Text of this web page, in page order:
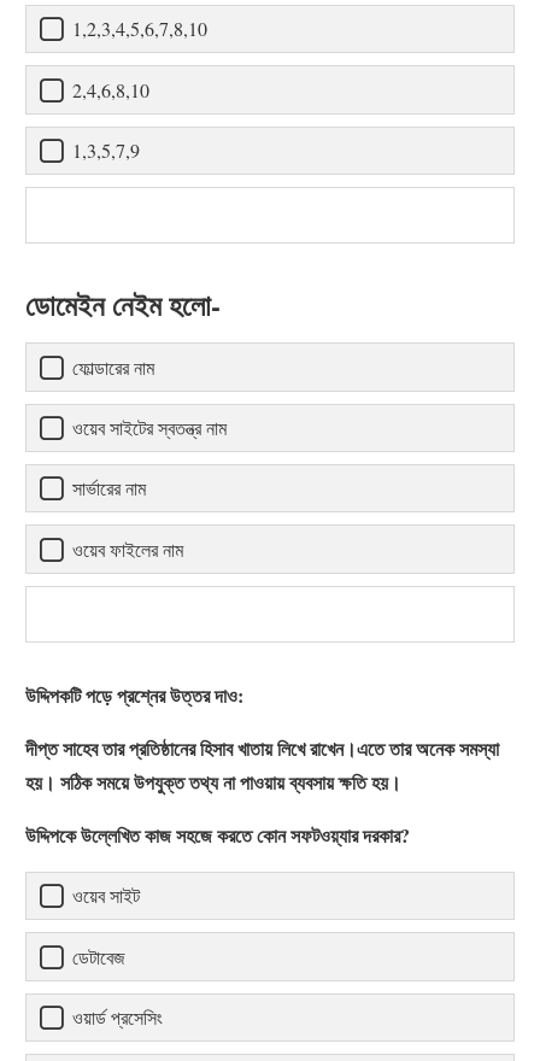
1,2,3,4,5,6,7,8,10
2,4,6,8,10
1,3,5,7,9
ডোমেইন নেইম হলো-
ফোল্ডারের নাম
ওয়েব সাইটের স্বতন্ত্র নাম
সার্ভারের নাম
ওয়েব ফাইলের নাম
উদ্দিপকটি পড়ে প্রশ্নের উত্তর দাও:
দীপ্ত সাহেব তার প্রতিষ্ঠানের হিসাব খাতায় লিখে রাখেন।এতে তার অনেক সমস্যা
হয়। সঠিক সময়ে উপযুক্ত তথ্য না পাওয়ায় ব্যবসায় ক্ষতি হয়।
উদ্দিপকে উল্লেখিত কাজ সহজে করতে কোন সফটওয়্যার দরকার?
ওয়েব সাইট
ডেটাবেজ
ওয়ার্ড প্রসেসিং